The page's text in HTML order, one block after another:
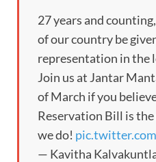
27 years and
of our country be
representation in the
Join us at Jantar
of March if you
Reservation Bill is
we do!
— Kavitha